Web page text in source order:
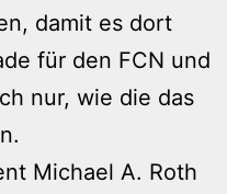
damit es dort
für den FCN und
nur, wie die das
Michael A. Roth